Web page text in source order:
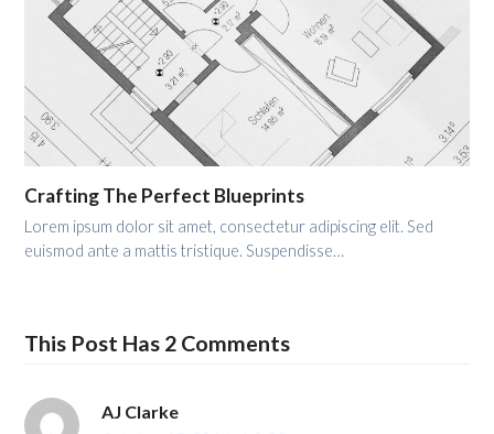
Crafting The Perfect Blueprints
Lorem ipsum dolor sit amet, consectetur adipiscing elit. Sed
euismod ante a mattis tristique. Suspendisse…
This Post Has 2 Comments
AJ Clarke